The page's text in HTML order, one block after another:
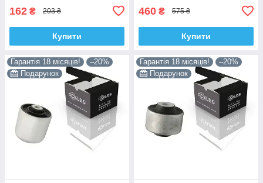
162 ₴ 203 ₴
Купити
460 ₴ 575 ₴
Купити
Гарантія 18 місяців!
–20%
Подарунок
Гарантія 18 місяців!
–20%
Подарунок